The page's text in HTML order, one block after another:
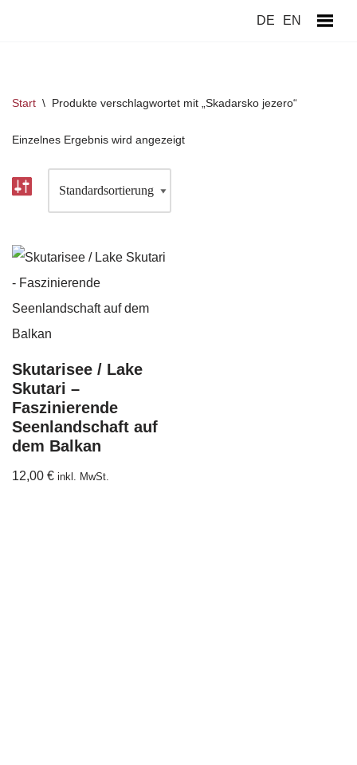
springen
DE EN
Start \ Produkte verschlagwortet mit „Skadarsko jezero“
Einzelnes Ergebnis wird angezeigt
Skutarisee / Lake
Skutari –
Faszinierende
Seenlandschaft auf
dem Balkan
12,00 € inkl. MwSt.